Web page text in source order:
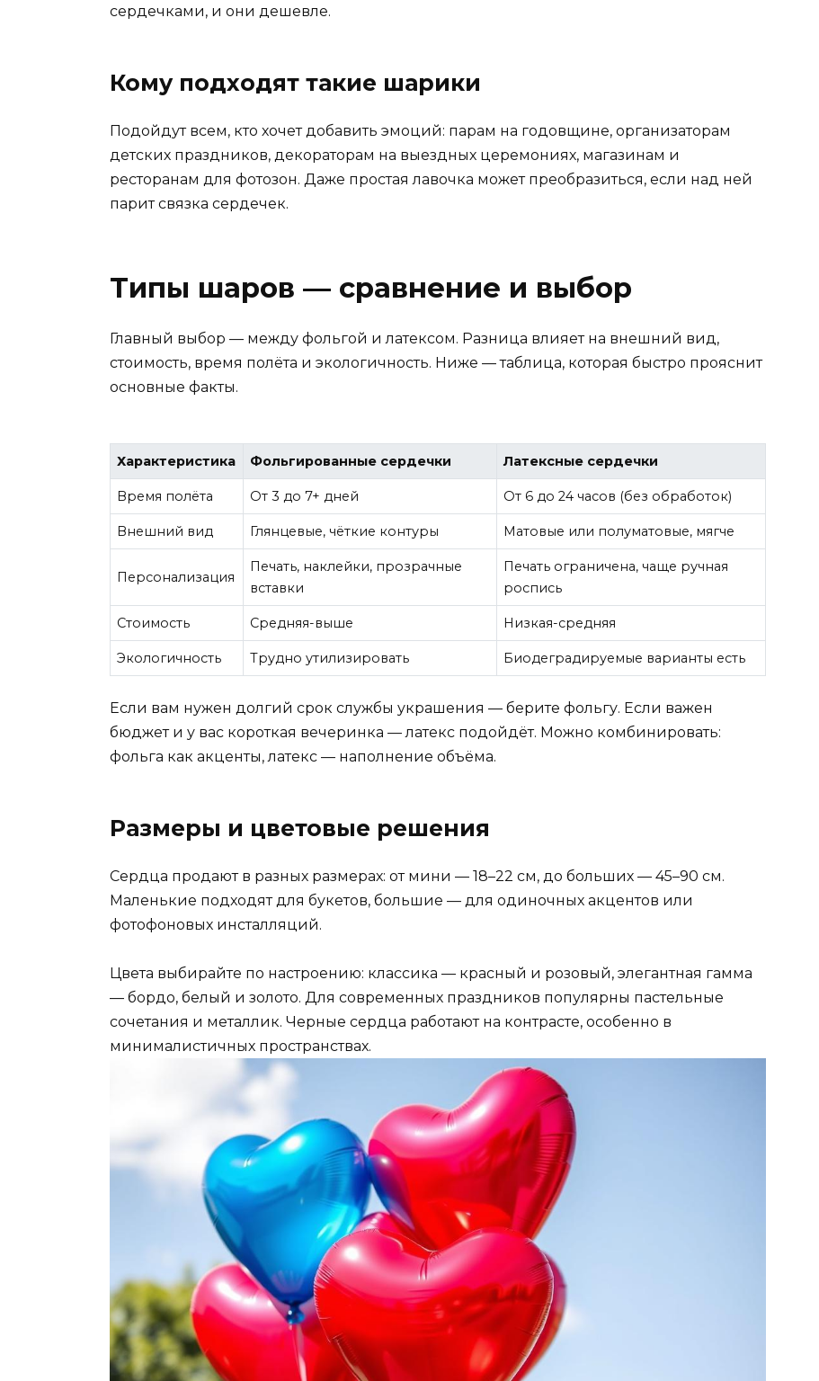
сердечками, и они дешевле.
Кому подходят такие шарики
Подойдут всем, кто хочет добавить эмоций: парам на годовщине, организаторам
детских праздников, декораторам на выездных церемониях, магазинам и
ресторанам для фотозон. Даже простая лавочка может преобразиться, если над ней
парит связка сердечек.
Типы шаров — сравнение и выбор
Главный выбор — между фольгой и латексом. Разница влияет на внешний вид,
стоимость, время полёта и экологичность. Ниже — таблица, которая быстро прояснит
основные факты.
Характеристика Фольгированные сердечки Латексные сердечки
Время полёта От 3 до 7+ дней От 6 до 24 часов (без обработок)
Внешний вид Глянцевые, чёткие контуры Матовые или полуматовые, мягче
Персонализация
Печать, наклейки, прозрачные
вставки
Печать ограничена, чаще ручная
роспись
Стоимость Средняя-выше Низкая-средняя
Экологичность Трудно утилизировать Биодеградируемые варианты есть
Если вам нужен долгий срок службы украшения — берите фольгу. Если важен
бюджет и у вас короткая вечеринка — латекс подойдёт. Можно комбинировать:
фольга как акценты, латекс — наполнение объёма.
Размеры и цветовые решения
Сердца продают в разных размерах: от мини — 18–22 см, до больших — 45–90 см.
Маленькие подходят для букетов, большие — для одиночных акцентов или
фотофоновых инсталляций.
Цвета выбирайте по настроению: классика — красный и розовый, элегантная гамма
— бордо, белый и золото. Для современных праздников популярны пастельные
сочетания и металлик. Черные сердца работают на контрасте, особенно в
минималистичных пространствах.